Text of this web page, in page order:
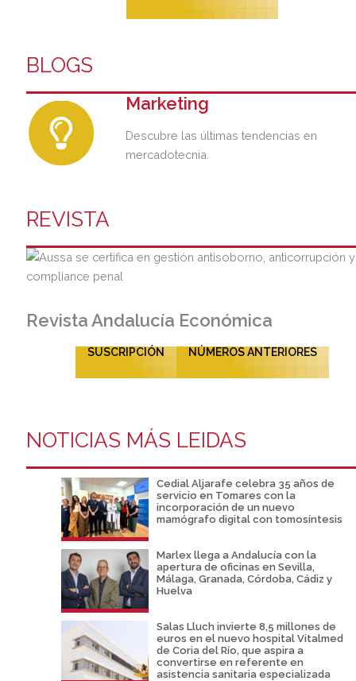
BLOGS
Marketing
Descubre las últimas tendencias en
mercadotecnia.
REVISTA
Revista Andalucía Económica
SUSCRIPCIÓN NÚMEROS ANTERIORES
NOTICIAS MÁS LEIDAS
Cedial Aljarafe celebra 35 años de
servicio en Tomares con la
incorporación de un nuevo
mamógrafo digital con tomosíntesis
Marlex llega a Andalucía con la
apertura de oficinas en Sevilla,
Málaga, Granada, Córdoba, Cádiz y
Huelva
Salas Lluch invierte 8,5 millones de
euros en el nuevo hospital Vitalmed
de Coria del Río, que aspira a
convertirse en referente en
asistencia sanitaria especializada